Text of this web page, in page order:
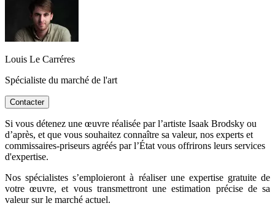
Louis Le Carréres
Spécialiste du marché de l'art
Contacter
Si vous détenez une œuvre réalisée par l’artiste Isaak Brodsky ou
d’après, et que vous souhaitez connaître sa valeur, nos experts et
commissaires-priseurs agréés par l’État vous offrirons leurs services
d'expertise.
Nos spécialistes s’emploieront à réaliser une expertise gratuite de
votre œuvre, et vous transmettront une estimation précise de sa
valeur sur le marché actuel.